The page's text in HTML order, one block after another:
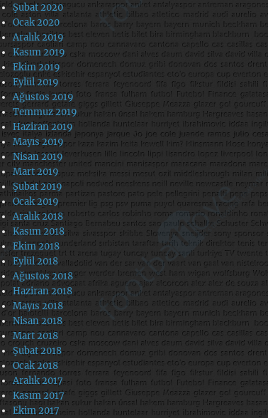
Şubat 2020
Ocak 2020
Aralık 2019
Kasım 2019
Ekim 2019
Eylül 2019
Ağustos 2019
Temmuz 2019
Haziran 2019
Mayıs 2019
Nisan 2019
Mart 2019
Şubat 2019
Ocak 2019
Aralık 2018
Kasım 2018
Ekim 2018
Eylül 2018
Ağustos 2018
Haziran 2018
Mayıs 2018
Nisan 2018
Mart 2018
Şubat 2018
Ocak 2018
Aralık 2017
Kasım 2017
Ekim 2017